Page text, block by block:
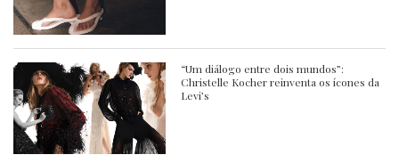
“Um diálogo entre dois mundos”:
Christelle Kocher reinventa os ícones da
Levi’s